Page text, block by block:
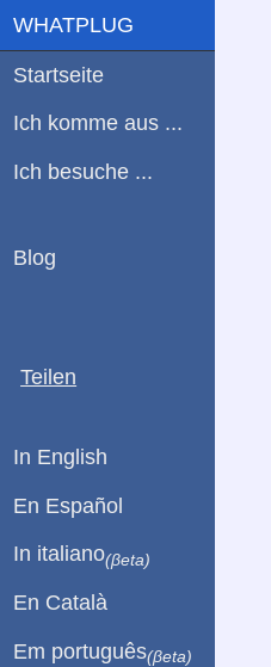
WHATPLUG
Startseite
Ich komme aus ...
Ich besuche ...
Blog
Teilen
In English
En Español
In italiano(βeta)
En Català
Em português(βeta)